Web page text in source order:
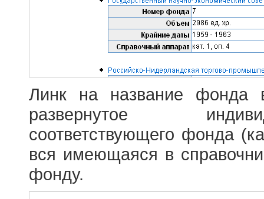
Линк на название фонда
развернутое
соответствующего фонда
вся имеющаяся в
фонду.